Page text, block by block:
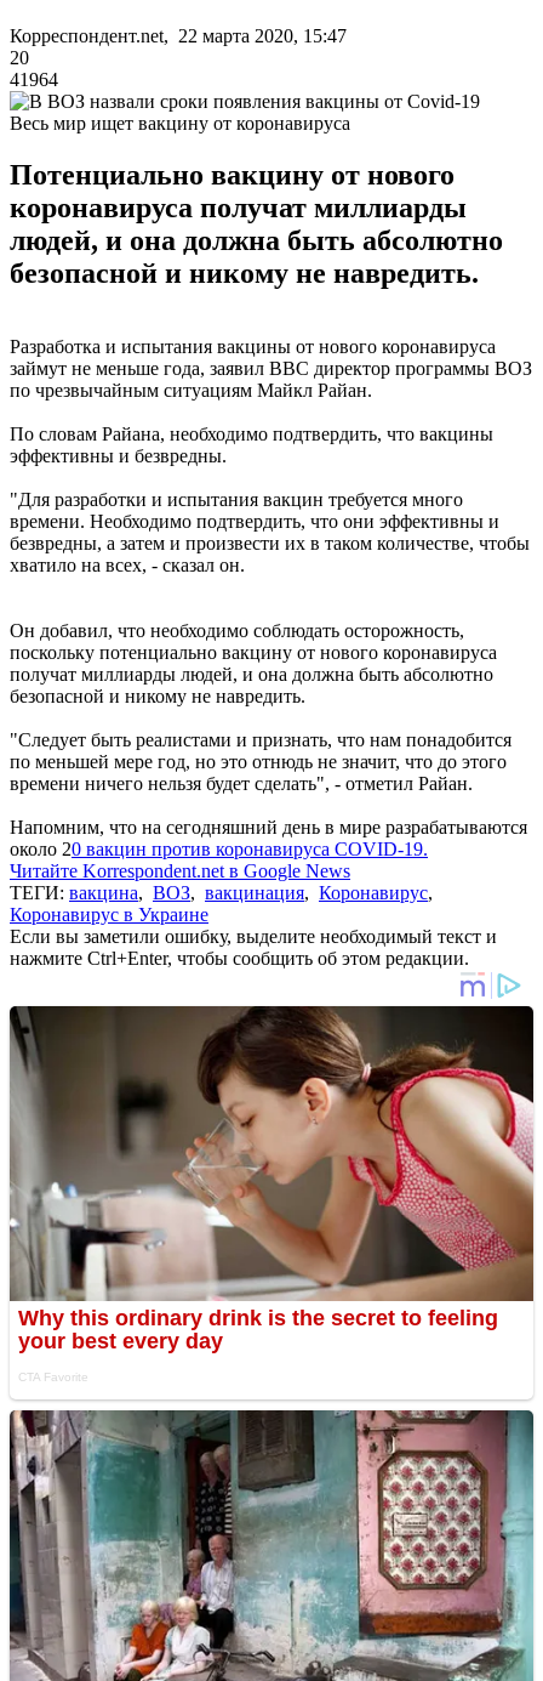
Корреспондент.net, 22 марта 2020, 15:47
20
41964
Весь мир ищет вакцину от коронавируса
Потенциально вакцину от нового
коронавируса получат миллиарды
людей, и она должна быть абсолютно
безопасной и никому не навредить.
Разработка и испытания вакцины от нового коронавируса
займут не меньше года, заявил BBC директор программы ВОЗ
по чрезвычайным ситуациям Майкл Райан.
По словам Райана, необходимо подтвердить, что вакцины
эффективны и безвредны.
"Для разработки и испытания вакцин требуется много
времени. Необходимо подтвердить, что они эффективны и
безвредны, а затем и произвести их в таком количестве, чтобы
хватило на всех, - сказал он.
Он добавил, что необходимо соблюдать осторожность,
поскольку потенциально вакцину от нового коронавируса
получат миллиарды людей, и она должна быть абсолютно
безопасной и никому не навредить.
"Следует быть реалистами и признать, что нам понадобится
по меньшей мере год, но это отнюдь не значит, что до этого
времени ничего нельзя будет сделать", - отметил Райан.
Напомним, что на сегодняшний день в мире разрабатываются
около 20 вакцин против коронавируса COVID-19.
Читайте Korrespondent.net в Google News
ТЕГИ: вакцина, ВОЗ, вакцинация, Коронавирус,
Коронавирус в Украине
Если вы заметили ошибку, выделите необходимый текст и
нажмите Ctrl+Enter, чтобы сообщить об этом редакции.